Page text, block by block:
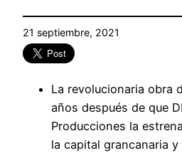
21 septiembre, 2021
La revolucionaria obra
años después de que
Producciones la
la capital grancanaria